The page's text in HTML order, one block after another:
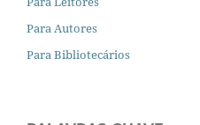
Para Autores
Para Bibliotecários